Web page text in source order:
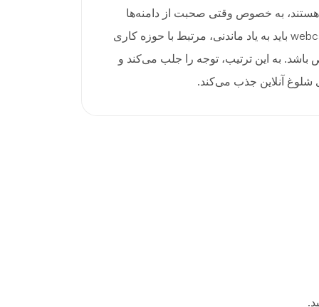
هستند، به خصوص وقتی صحبت از دامنه‌ها
می‌شود. یک دامنه عالی .webcam باید به یاد ماندنی، مرتبط با حوزه کاری
به این ترتیب، توجه را جلب می‌کند و
شلوغ آنلاین جذب می‌کند.